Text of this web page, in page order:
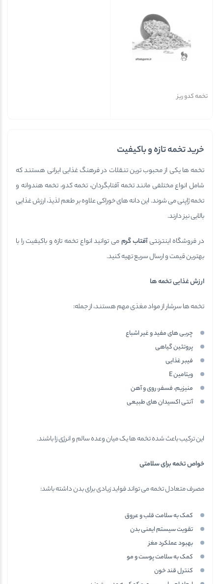
تخمه کدو ریز
خرید تخمه تازه و باکیفیت
تخمه ها یکی از محبوب ترین تنقلات در فرهنگ غذایی ایرانی هستند که
شامل انواع مختلفی مانند تخمه آفتابگردان، تخمه کدو، تخمه هندوانه و
تخمه ژاپنی می شوند. این دانه های خوراکی علاوه بر طعم لذیذ، ارزش غذایی
بالایی نیز دارند.
در فروشگاه اینترنتیآفتاب گرممی توانید انواع تخمه تازه و باکیفیت را با
بهترین قیمت و ارسال سریع تهیه کنید.
ارزش غذایی تخمه ها
تخمه ها سرشار از مواد مغذی مهم هستند، از جمله:
چربی های مفید و غیر اشباع
پروتئین گیاهی
فیبر غذایی
ویتامین E
منیزیم، فسفر، روی و آهن
آنتی اکسیدان های طبیعی
این ترکیب باعث شده تخمه ها یک میان وعده سالم و انرژی زا باشند.
خواص تخمه برای سلامتی
مصرف متعادل تخمه می تواند فواید زیادی برای بدن داشته باشد:
کمک به سلامت قلب و عروق
تقویت سیستم ایمنی بدن
بهبود عملکرد مغز
کمک به سلامت پوست و مو
کنترل قند خون